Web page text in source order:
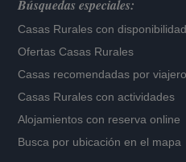
Búsquedas especiales:
Casas Rurales con disponibilidad
Ofertas Casas Rurales
Casas recomendadas por
Casas Rurales con actividades
Alojamientos con reserva online
Busca por ubicación en el mapa